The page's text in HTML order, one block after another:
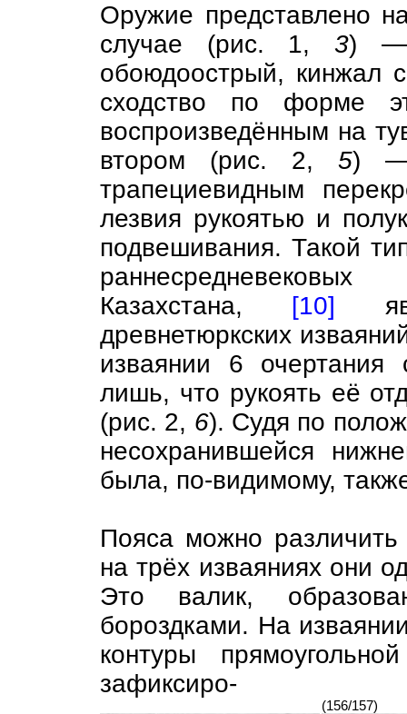
Оружие представлено
случае (рис. 1,3) —
обоюдоострый, кинжал
сходство по форме
воспроизведённым на
втором (рис. 2, 5) —
трапециевидным
лезвия рукоятью и
подвешивания. Такой
Казахстана, [10]
древнетюркских
изваянии 6
лишь, что рукоять её
(рис. 2, 6). Судя по
несохранившейся
была, по-видимому,
Пояса можно
на трёх изваяниях они
Это валик,
бороздками. На
контуры
зафиксиро-
(156/157)